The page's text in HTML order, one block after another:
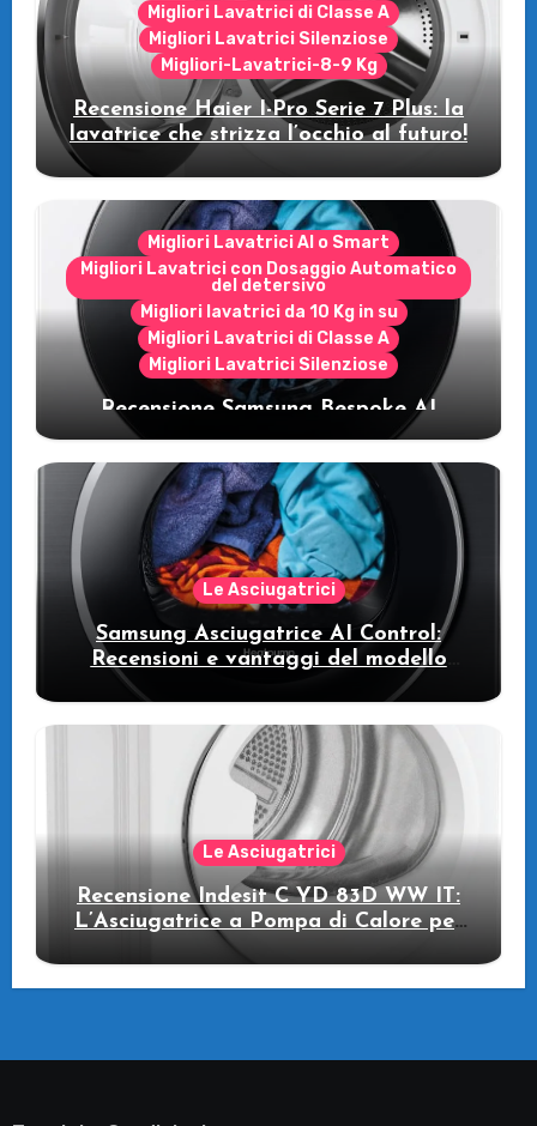
Migliori Lavatrici di Classe A
Migliori Lavatrici Silenziose
Migliori-Lavatrici-8-9 Kg
Recensione Haier I-Pro Serie 7 Plus: la
lavatrice che strizza l’occhio al futuro!
Migliori Lavatrici AI o Smart
Migliori Lavatrici con Dosaggio Automatico
del detersivo
Migliori lavatrici da 10 Kg in su
Migliori Lavatrici di Classe A
Migliori Lavatrici Silenziose
Recensione Samsung Bespoke AI
WW11DB7B94GE/U3: la lavatrice
intelligente che fa risparmiare
Le Asciugatrici
Samsung Asciugatrice AI Control:
Recensioni e vantaggi del modello
Le Asciugatrici
Recensione Indesit C YD 83D WW IT:
L’Asciugatrice a Pompa di Calore per
il Tuo Benessere